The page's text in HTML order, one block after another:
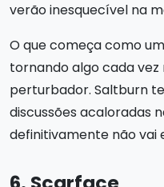
verão inesquecível na
O que começa como
tornando algo cada vez
perturbador. Saltburn
discussões acaloradas
definitivamente não vai